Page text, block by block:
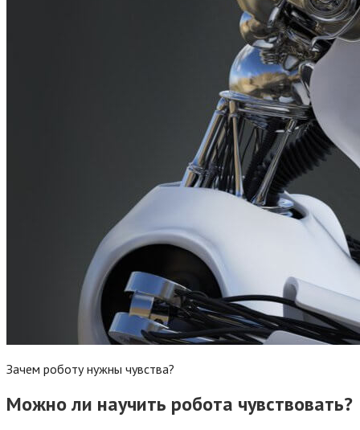
Зачем роботу нужны чувства?
Можно ли научить робота чувствовать?